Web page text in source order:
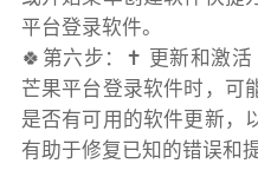
平台登录软件。
🍀第六步：✝️ 更新和激
芒果平台登录软件时，可
是否有可用的软件更新，
有助于修复已知的错误和